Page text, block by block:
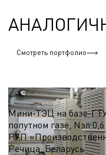
Смотреть портфолио
ТЭЦ, Мини-ТЭЦ на базе
Мини-ТЭЦ на базе-
попутном газе,
РУП
Речица, Беларусь